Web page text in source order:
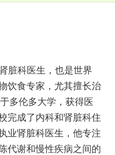
脏科医生，也是世界
饮食专家，尤其擅长治
多伦多大学，获得医
完成了内科和肾脏科住
业肾脏科医生，他专注
代谢和慢性疾病之间的